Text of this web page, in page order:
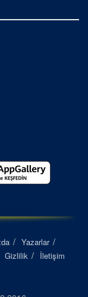
Yazarlar
Gizlilik İletişim